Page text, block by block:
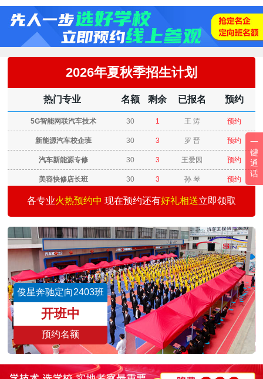
2026年夏秋季招生计划
热门专业 名额 剩余 已报名 预约
5G智能网联汽车技术 30 1 王 涛 预约
新能源汽车校企班 30 3 罗 晋 预约
汽车新能源专修 30 3 王爱因 预约
美容快修店长班 30 3 孙 琴 预约
汽车快修快保创业 30 3 何志刚 预约
汽车涂装技术班 30 1 王景仰 预约
二手车评估师 15 3 魏志伟 预约
新能源汽车校企班 30 3 董文亮 预约
城轨交通与汽车商务 30 6 刘雨涛 预约
汽车智能检测与运营 30 3 王国祥 预约
各专业火热预约中 现在预约还有好礼相送立即领取
俊星奔驰定向2403班
开班中
预约名额
一
键
通
话